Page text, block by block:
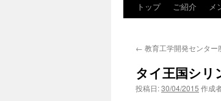
トップ ご紹介 メ
← 教育工学開発センター
タイ王国シリ
投稿日:30/04/2015 作成